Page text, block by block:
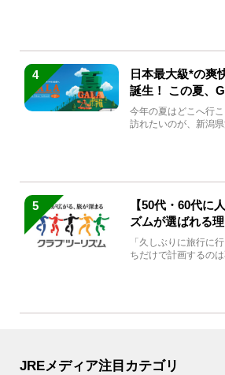
4
日本最大級*の爽
誕生！ この夏、
生まれ変わる
今年の夏はどこへ行
訪れたいのが、新潟
5
【50代・60代に
ズムが選ばれる
「久しぶりに旅行に
ちだけで計画するの
JREメディア注目カテゴリ